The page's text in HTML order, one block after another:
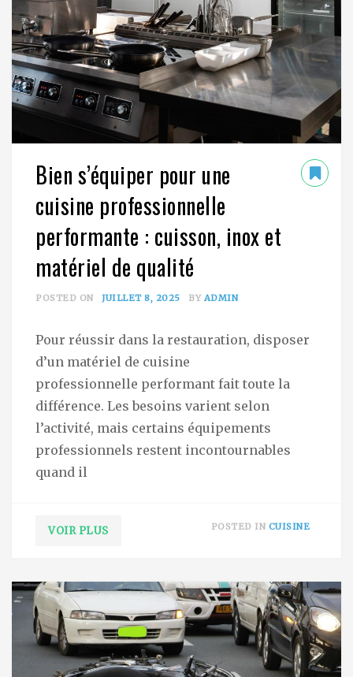
Bien s’équiper pour une
cuisine professionnelle
performante : cuisson, inox et
matériel de qualité
POSTED ON JUILLET 8, 2025 BY ADMIN
Pour réussir dans la restauration, disposer
d’un matériel de cuisine
professionnelle performant fait toute la
différence. Les besoins varient selon
l’activité, mais certains équipements
professionnels restent incontournables
quand il
VOIR PLUS POSTED IN CUISINE